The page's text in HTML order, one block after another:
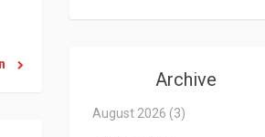
Archive
August 2026 (3)